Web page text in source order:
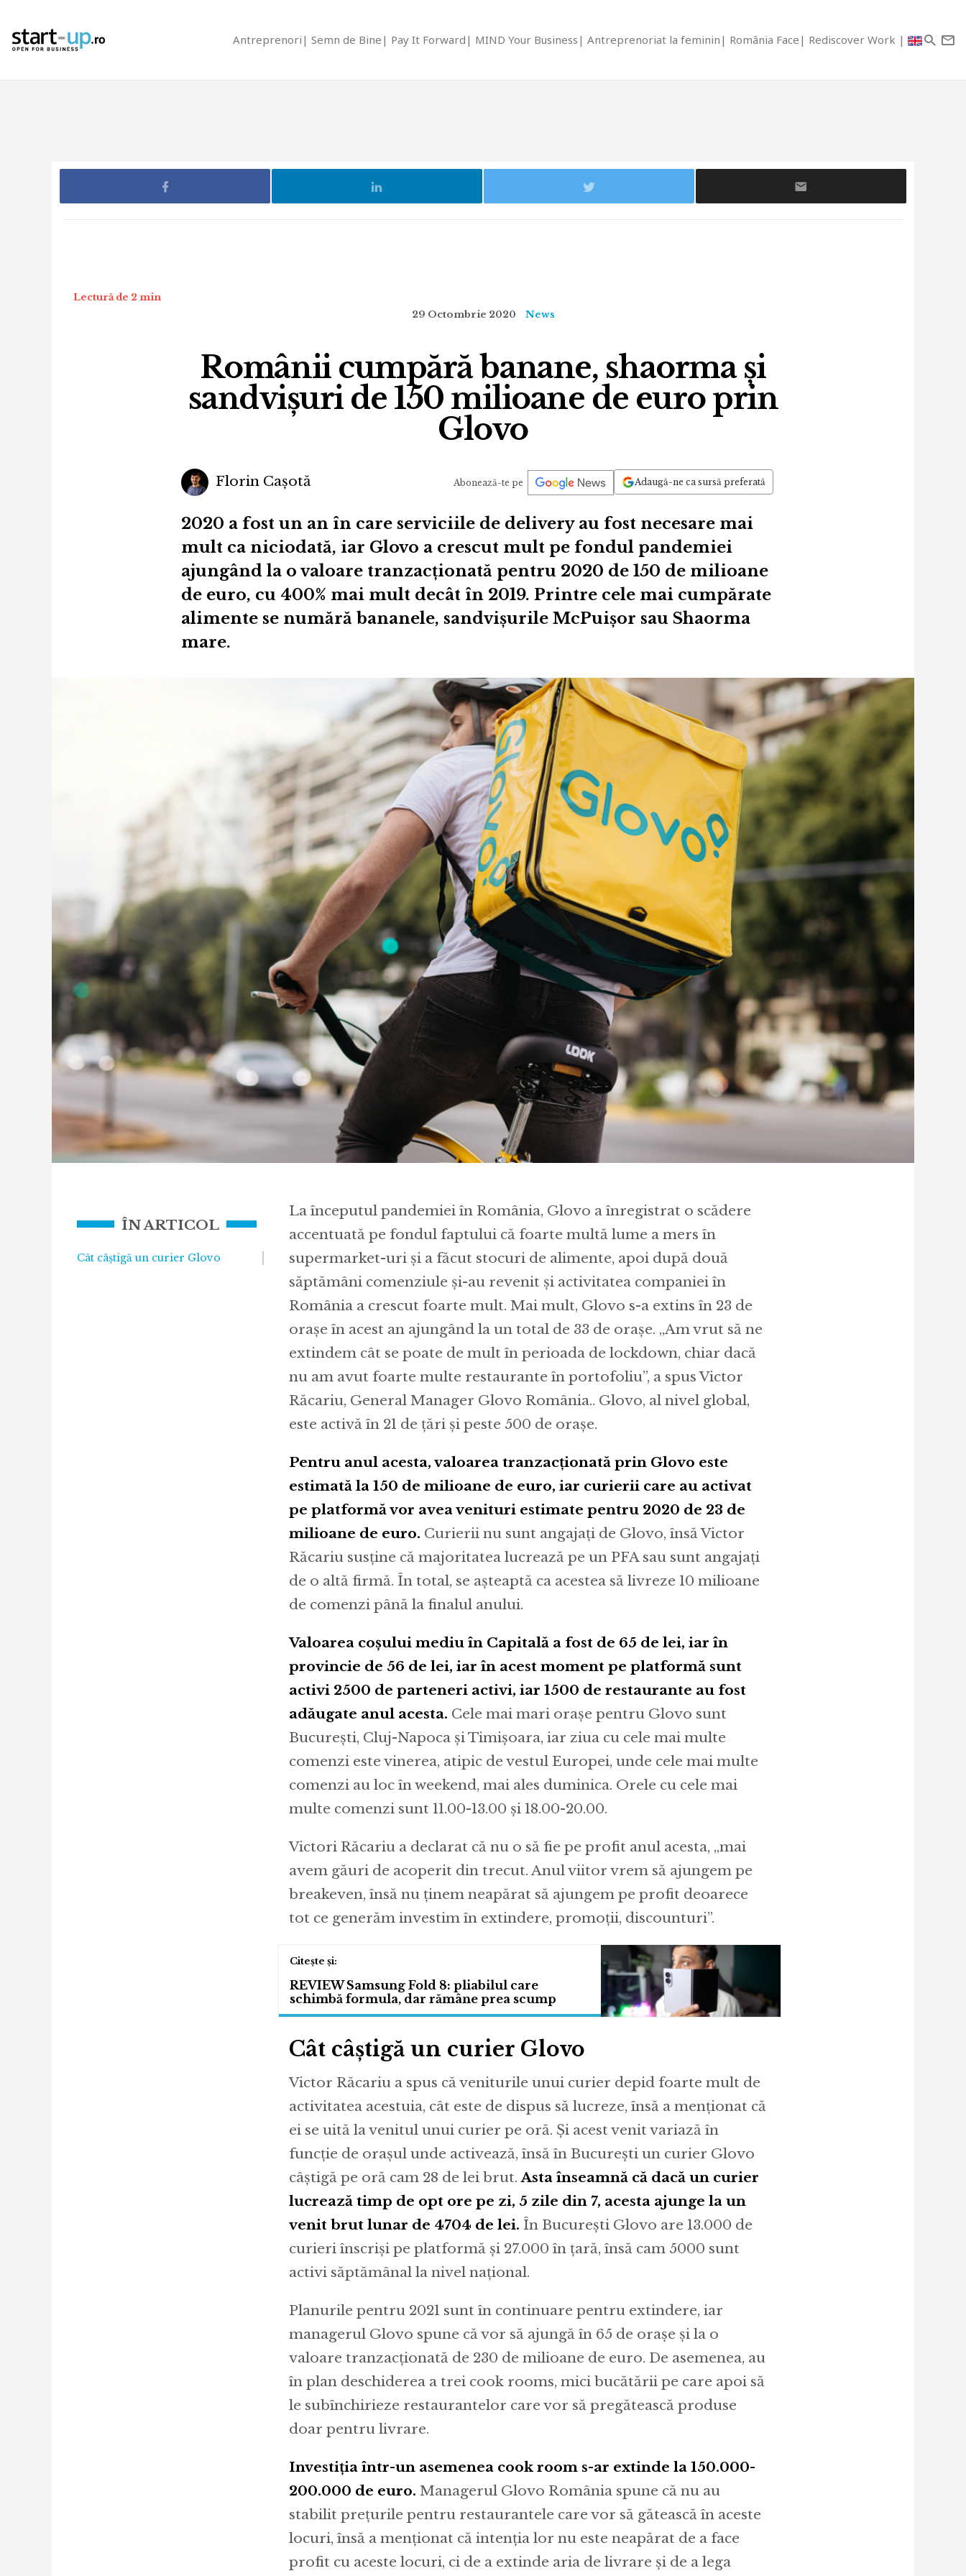
Antreprenori Semn de Bine Pay It Forward MIND Your Business Antreprenoriat la feminin România Face Rediscover Work
Lectură de 2 min
29 Octombrie 2020
News
Românii cumpără banane, shaorma și
sandvișuri de 150 milioane de euro prin
Glovo
Florin Cașotă Abonează-te pe Adaugă-ne ca sursă preferată
2020 a fost un an în care serviciile de delivery au fost necesare mai
mult ca niciodată, iar Glovo a crescut mult pe fondul pandemiei
ajungând la o valoare tranzacționată pentru 2020 de 150 de milioane
de euro, cu 400% mai mult decât în 2019. Printre cele mai cumpărate
alimente se numără bananele, sandvișurile McPuișor sau Shaorma
mare.
ÎN ARTICOL
Cât câștigă un curier Glovo
La începutul pandemiei în România, Glovo a înregistrat o scădere
accentuată pe fondul faptului că foarte multă lume a mers în
supermarket-uri și a făcut stocuri de alimente, apoi după două
săptămâni comenziule și-au revenit și activitatea companiei în
România a crescut foarte mult. Mai mult, Glovo s-a extins în 23 de
orașe în acest an ajungând la un total de 33 de orașe. „Am vrut să ne
extindem cât se poate de mult în perioada de lockdown, chiar dacă
nu am avut foarte multe restaurante în portofoliu”, a spus Victor
Răcariu, General Manager Glovo România.. Glovo, al nivel global,
este activă în 21 de țări și peste 500 de orașe.
Pentru anul acesta, valoarea tranzacționată prin Glovo este
estimată la 150 de milioane de euro, iar curierii care au activat
pe platformă vor avea venituri estimate pentru 2020 de 23 de
milioane de euro. Curierii nu sunt angajați de Glovo, însă Victor
Răcariu susține că majoritatea lucrează pe un PFA sau sunt angajați
de o altă firmă. În total, se așteaptă ca acestea să livreze 10 milioane
de comenzi până la finalul anului.
Valoarea coșului mediu în Capitală a fost de 65 de lei, iar în
provincie de 56 de lei, iar în acest moment pe platformă sunt
activi 2500 de parteneri activi, iar 1500 de restaurante au fost
adăugate anul acesta. Cele mai mari orașe pentru Glovo sunt
București, Cluj-Napoca și Timișoara, iar ziua cu cele mai multe
comenzi este vinerea, atipic de vestul Europei, unde cele mai multe
comenzi au loc în weekend, mai ales duminica. Orele cu cele mai
multe comenzi sunt 11.00-13.00 și 18.00-20.00.
Victori Răcariu a declarat că nu o să fie pe profit anul acesta, „mai
avem găuri de acoperit din trecut. Anul viitor vrem să ajungem pe
breakeven, însă nu ținem neapărat să ajungem pe profit deoarece
tot ce generăm investim în extindere, promoții, discounturi”.
REVIEW Samsung Fold 8: pliabilul care
schimbă formula, dar rămâne prea scump
Cât câștigă un curier Glovo
Victor Răcariu a spus că veniturile unui curier depid foarte mult de
activitatea acestuia, cât este de dispus să lucreze, însă a menționat că
ei se uită la venitul unui curier pe oră. Și acest venit variază în
funcție de orașul unde activează, însă în București un curier Glovo
câștigă pe oră cam 28 de lei brut.Asta înseamnă că dacă un curier
lucrează timp de opt ore pe zi, 5 zile din 7, acesta ajunge la un
venit brut lunar de 4704 de lei. În București Glovo are 13.000 de
curieri înscriși pe platformă și 27.000 în țară, însă cam 5000 sunt
activi săptămânal la nivel național.
Planurile pentru 2021 sunt în continuare pentru extindere, iar
managerul Glovo spune că vor să ajungă în 65 de orașe și la o
valoare tranzacționată de 230 de milioane de euro. De asemenea, au
în plan deschiderea a trei cook rooms, mici bucătării pe care apoi să
le subînchirieze restaurantelor care vor să pregătească produse
doar pentru livrare.
Investiția într-un asemenea cook room s-ar extinde la 150.000-
200.000 de euro. Managerul Glovo România spune că nu au
stabilit prețurile pentru restaurantele care vor să gătească în aceste
locuri, însă a menționat că intenția lor nu este neapărat de a face
profit cu aceste locuri, ci de a extinde aria de livrare și de a lega